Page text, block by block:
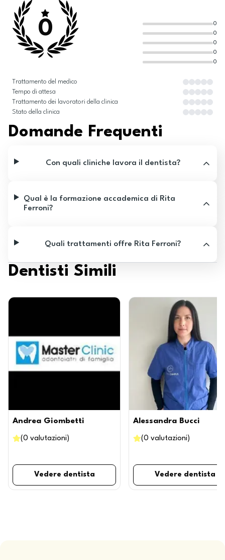
0
0
0
0
0
0
Trattamento del medico
Tempo di attesa
Trattamento dei lavoratori della clinica
Stato della clinica
Domande Frequenti
Con quali cliniche lavora il dentista?
Qual è la formazione accademica di Rita
Ferroni?
Quali trattamenti offre Rita Ferroni?
Dentisti Simili
Andrea Giombetti
(0 valutazioni )
Vedere dentista
Alessandra Bucci
(0 valutazioni )
Vedere dentista